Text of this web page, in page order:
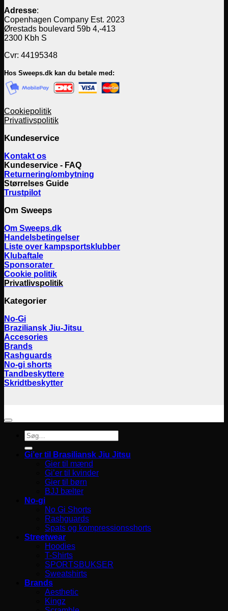
Adresse:
Copenhagen Company Est. 2023
Ørestads boulevard 59b 4,-413
2300 Kbh S
Cvr: 44195348
Hos Sweeps.dk kan du betale med:
Cookiepolitik
Privatlivspolitik
Kundeservice
Kontakt os
Kundeservice - FAQ
Returnering/ombytning
Størrelses Guide
Trustpilot
Om Sweeps
Om Sweeps.dk
Handelsbetingelser
Liste over kampsportsklubber
Klubaftale
Sponsorater
Cookie politik
Privatlivspolitik
Kategorier
No-Gi
Braziliansk Jiu-Jitsu
Accesories
Brands
Rashguards
No-gi shorts
Tandbeskyttere
Skridtbeskytter
Søg
efter:
Gi’er til Brasiliansk Jiu Jitsu
Gier til mænd
Gi’er til kvinder
Gier til børn
BJJ bælter
No-gi
No Gi Shorts
Rashguards
Spats og kompressionsshorts
Streetwear
Hoodies
T-Shirts
SPORTSBUKSER
Sweatshirts
Brands
Aesthetic
Kingz